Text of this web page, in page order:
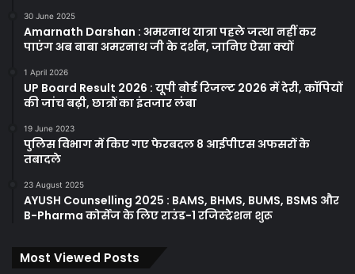
30 June 2025
Amarnath Darshan : अमरनाथ यात्रा पहले जत्था नहीं कर
पाएंग अब बाबा अमरनाथ जी के दर्शन, जानिए ऐसा क्यों
1 April 2026
UP Board Result 2026 : यूपी बोर्ड रिजल्ट 2026 में देरी, कॉपियों
की जांच बढ़ी, छात्रों का इंतजार लंबा
19 June 2023
पुलिस विभाग में किए गए फेरबदल 8 आईपीएस अफसरों के
तबादले
23 August 2025
AYUSH Counselling 2025 : BAMS, BHMS, BUMS, BSMS और
B-Pharma कोर्सेज के लिए राउंड-1 रजिस्ट्रेशन शुरू
Most Viewed Posts